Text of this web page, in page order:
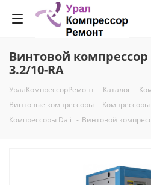
Винтовой компрессор
3.2/10-RA
УралКомпрессорРемонт - Каталог -
Винтовые компрессоры - Компрессоры
Компрессоры Dali - Винтовой